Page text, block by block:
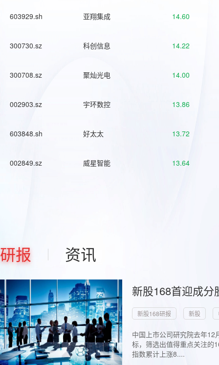
603929.sh 亚翔集成 14.60
300730.sz 科创信息 14.22
300708.sz 聚灿光电 14.00
002903.sz 宇环数控 13.86
603848.sh 好太太 13.72
002849.sz 威星智能 13.64
研报 资讯
新股168首迎成
新股168研报 新股
中国上市公司研究院去年
标，筛选出值得重点关注的
指数累计上涨8....